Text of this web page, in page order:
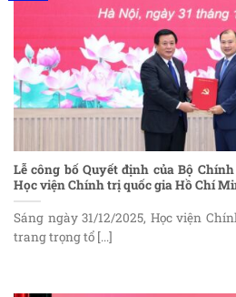
Lễ công bố Quyết định của Bộ
Học viện Chính trị quốc gia Hồ Chí
Sáng ngày 31/12/2025, Học viện
trang trọng tổ [...]